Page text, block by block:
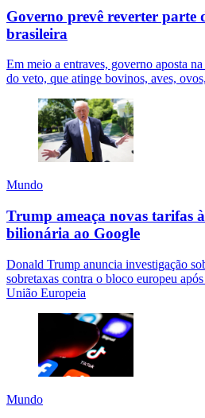
Governo prevê reverter parte
brasileira
Em meio a entraves, governo aposta
do veto, que atinge bovinos, aves,
Mundo
Trump ameaça novas tarifas
bilionária ao Google
Donald Trump anuncia investigação
sobretaxas contra o bloco europeu
União Europeia
Mundo